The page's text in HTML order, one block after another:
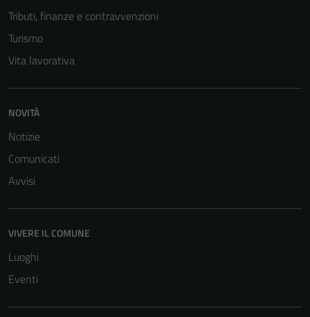
Tributi, finanze e contravvenzioni
Turismo
Vita lavorativa
NOVITÀ
Notizie
Comunicati
Avvisi
VIVERE IL COMUNE
Luoghi
Eventi